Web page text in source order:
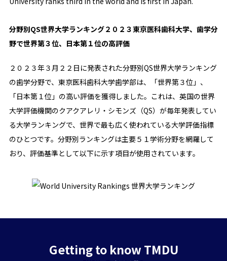
分野別QS世界大学ランキング２０２３東京医科歯科大学、歯学分
野で世界第３位、日本第１位の高評価
２０２３年３月２２日に発表された分野別QS世界大学ランキング
の歯学分野で、東京医科歯科大学歯学部は、「世界第３位」、
「日本第１位」の高い評価を獲得しました。これは、英国の世界
大学評価機関のクアクアレリ・シモンズ（QS）が毎年発表してい
る大学ランキングで、世界で最も広く使われている大学評価指標
のひとつです。分野別ランキングは主要５１学術分野を網羅して
おり、評価基準として以下に示す項目が使用されています。
Getting to know TMDU